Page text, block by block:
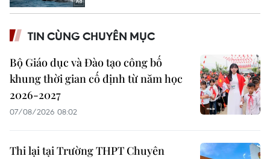
TIN CÙNG CHUYÊN MỤC
Bộ Giáo dục và Đào tạo công bố
khung thời gian cố định từ năm học
2026-2027
07/08/2026 08:02
Thi lại tại Trường THPT Chuyên